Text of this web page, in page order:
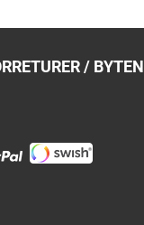
RETURER / BYTEN